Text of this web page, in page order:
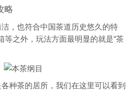
略
，也符合中国茶道历史悠久的特
等之外，玩法方面最明显的就是“茶
种茶的居所，我们在这里可以看到